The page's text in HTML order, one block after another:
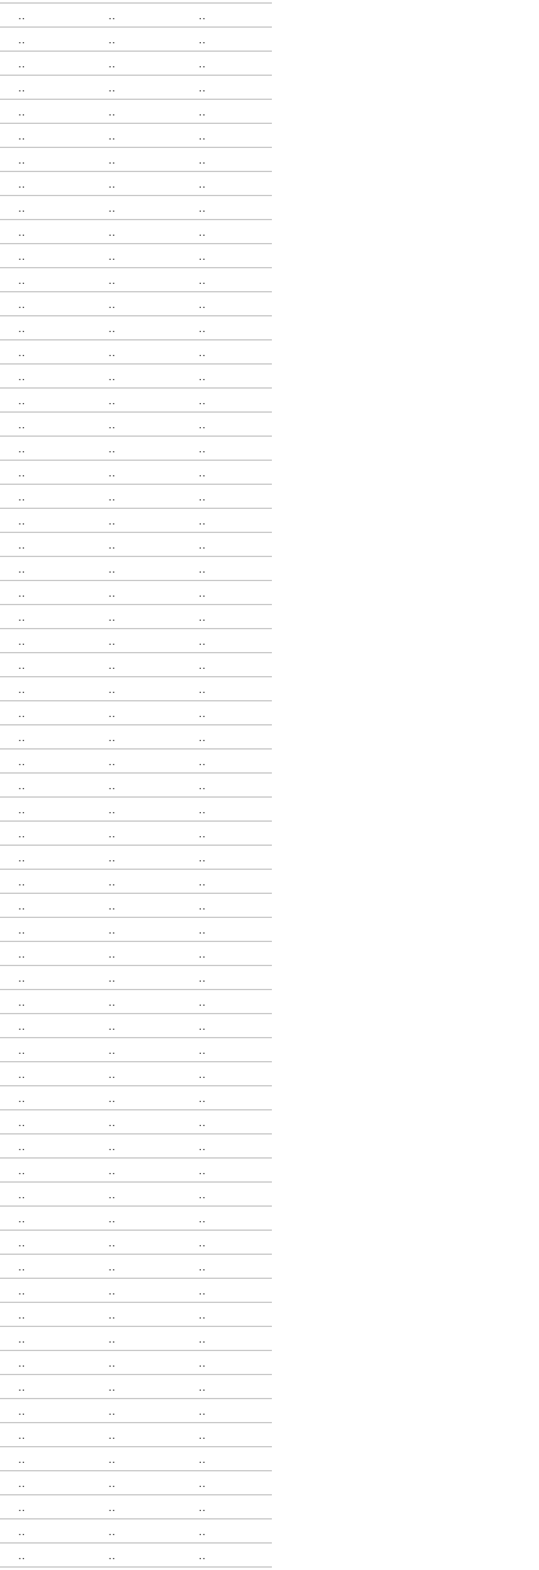
.. .. ..
.. .. ..
.. .. ..
.. .. ..
.. .. ..
.. .. ..
.. .. ..
.. .. ..
.. .. ..
.. .. ..
.. .. ..
.. .. ..
.. .. ..
.. .. ..
.. .. ..
.. .. ..
.. .. ..
.. .. ..
.. .. ..
.. .. ..
.. .. ..
.. .. ..
.. .. ..
.. .. ..
.. .. ..
.. .. ..
.. .. ..
.. .. ..
.. .. ..
.. .. ..
.. .. ..
.. .. ..
.. .. ..
.. .. ..
.. .. ..
.. .. ..
.. .. ..
.. .. ..
.. .. ..
.. .. ..
.. .. ..
.. .. ..
.. .. ..
.. .. ..
.. .. ..
.. .. ..
.. .. ..
.. .. ..
.. .. ..
.. .. ..
.. .. ..
.. .. ..
.. .. ..
.. .. ..
.. .. ..
.. .. ..
.. .. ..
.. .. ..
.. .. ..
.. .. ..
.. .. ..
.. .. ..
.. .. ..
.. .. ..
.. .. ..